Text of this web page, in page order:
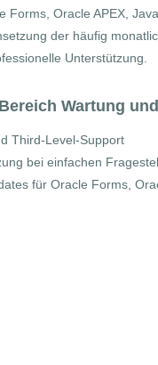
Forms, Oracle APEX,
der häufig
Unterstützung.
Wartung
Third-Level-Support
bei einfachen
für Oracle Forms,